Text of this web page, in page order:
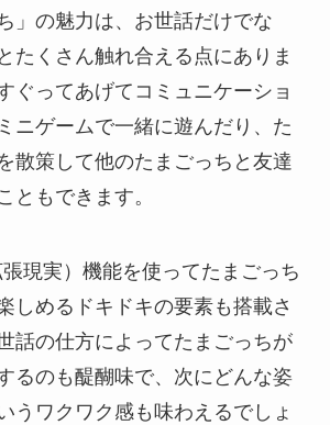
」の魅力は、お世話だけでな
たくさん触れ合える点にありま
ぐってあげてコミュニケーショ
ニゲームで一緒に遊んだり、た
散策して他のたまごっちと友達
ともできます。
現実）機能を使ってたまごっち
しめるドキドキの要素も搭載さ
話の仕方によってたまごっちが
るのも醍醐味で、次にどんな姿
うワクワク感も味わえるでしょ